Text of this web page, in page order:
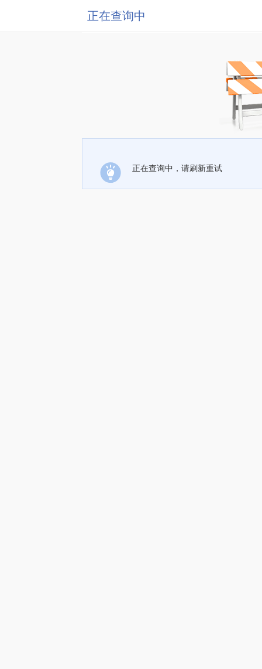
正在查询中
正在查询中，请刷新重试